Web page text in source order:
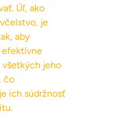
Úľ, ako
je
aby
efektívne
jeho
čo
ich súdržnosť